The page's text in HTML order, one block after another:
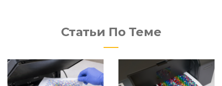
Статьи По Теме